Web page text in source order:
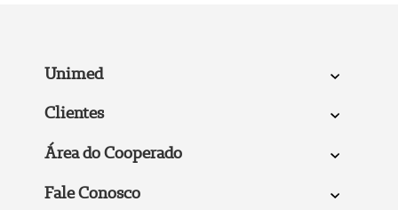
Unimed
Clientes
Área do Cooperado
Fale Conosco